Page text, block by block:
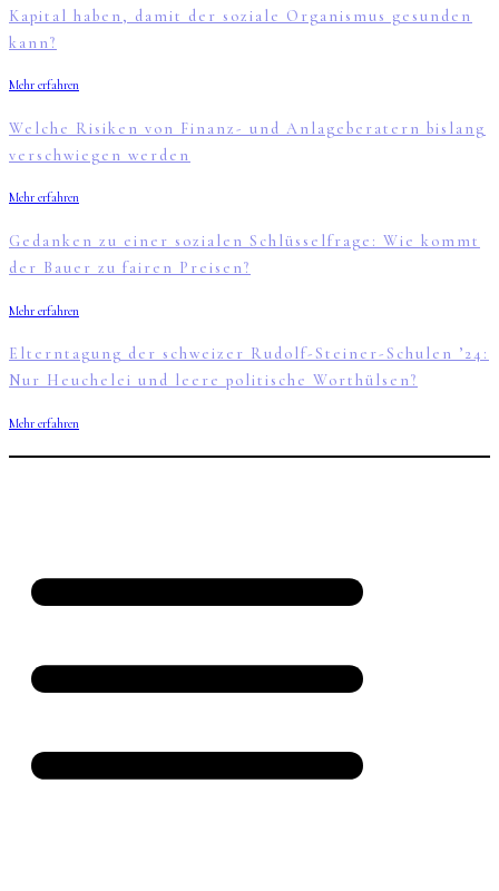
Kapital haben, damit der soziale Organismus gesunden
kann?
Mehr erfahren
Welche Risiken von Finanz- und Anlageberatern bislang
verschwiegen werden
Mehr erfahren
Gedanken zu einer sozialen Schlüsselfrage: Wie kommt
der Bauer zu fairen Preisen?
Mehr erfahren
Elterntagung der schweizer Rudolf-Steiner-Schulen ’24:
Nur Heuchelei und leere politische Worthülsen?
Mehr erfahren